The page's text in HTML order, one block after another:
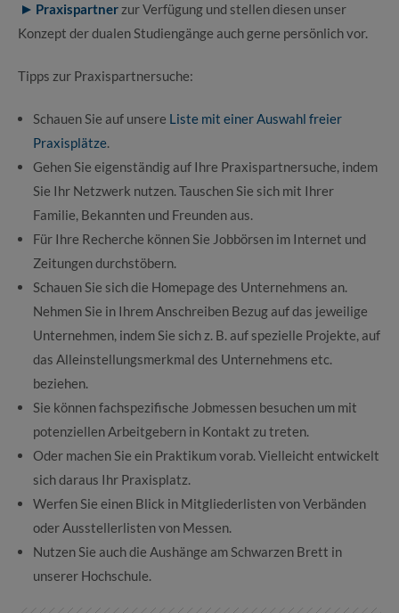
Praxispartner zur Verfügung und stellen diesen unser
Konzept der dualen Studiengänge auch gerne persönlich vor.
Tipps zur Praxispartnersuche:
Schauen Sie auf unsere Liste mit einer Auswahl freier
Praxisplätze.
Gehen Sie eigenständig auf Ihre Praxispartnersuche, indem
Sie Ihr Netzwerk nutzen. Tauschen Sie sich mit Ihrer
Familie, Bekannten und Freunden aus.
Für Ihre Recherche können Sie Jobbörsen im Internet und
Zeitungen durchstöbern.
Schauen Sie sich die Homepage des Unternehmens an.
Nehmen Sie in Ihrem Anschreiben Bezug auf das jeweilige
Unternehmen, indem Sie sich z. B. auf spezielle Projekte, auf
das Alleinstellungsmerkmal des Unternehmens etc.
beziehen.
Sie können fachspezifische Jobmessen besuchen um mit
potenziellen Arbeitgebern in Kontakt zu treten.
Oder machen Sie ein Praktikum vorab. Vielleicht entwickelt
sich daraus Ihr Praxisplatz.
Werfen Sie einen Blick in Mitgliederlisten von Verbänden
oder Ausstellerlisten von Messen.
Nutzen Sie auch die Aushänge am Schwarzen Brett in
unserer Hochschule.